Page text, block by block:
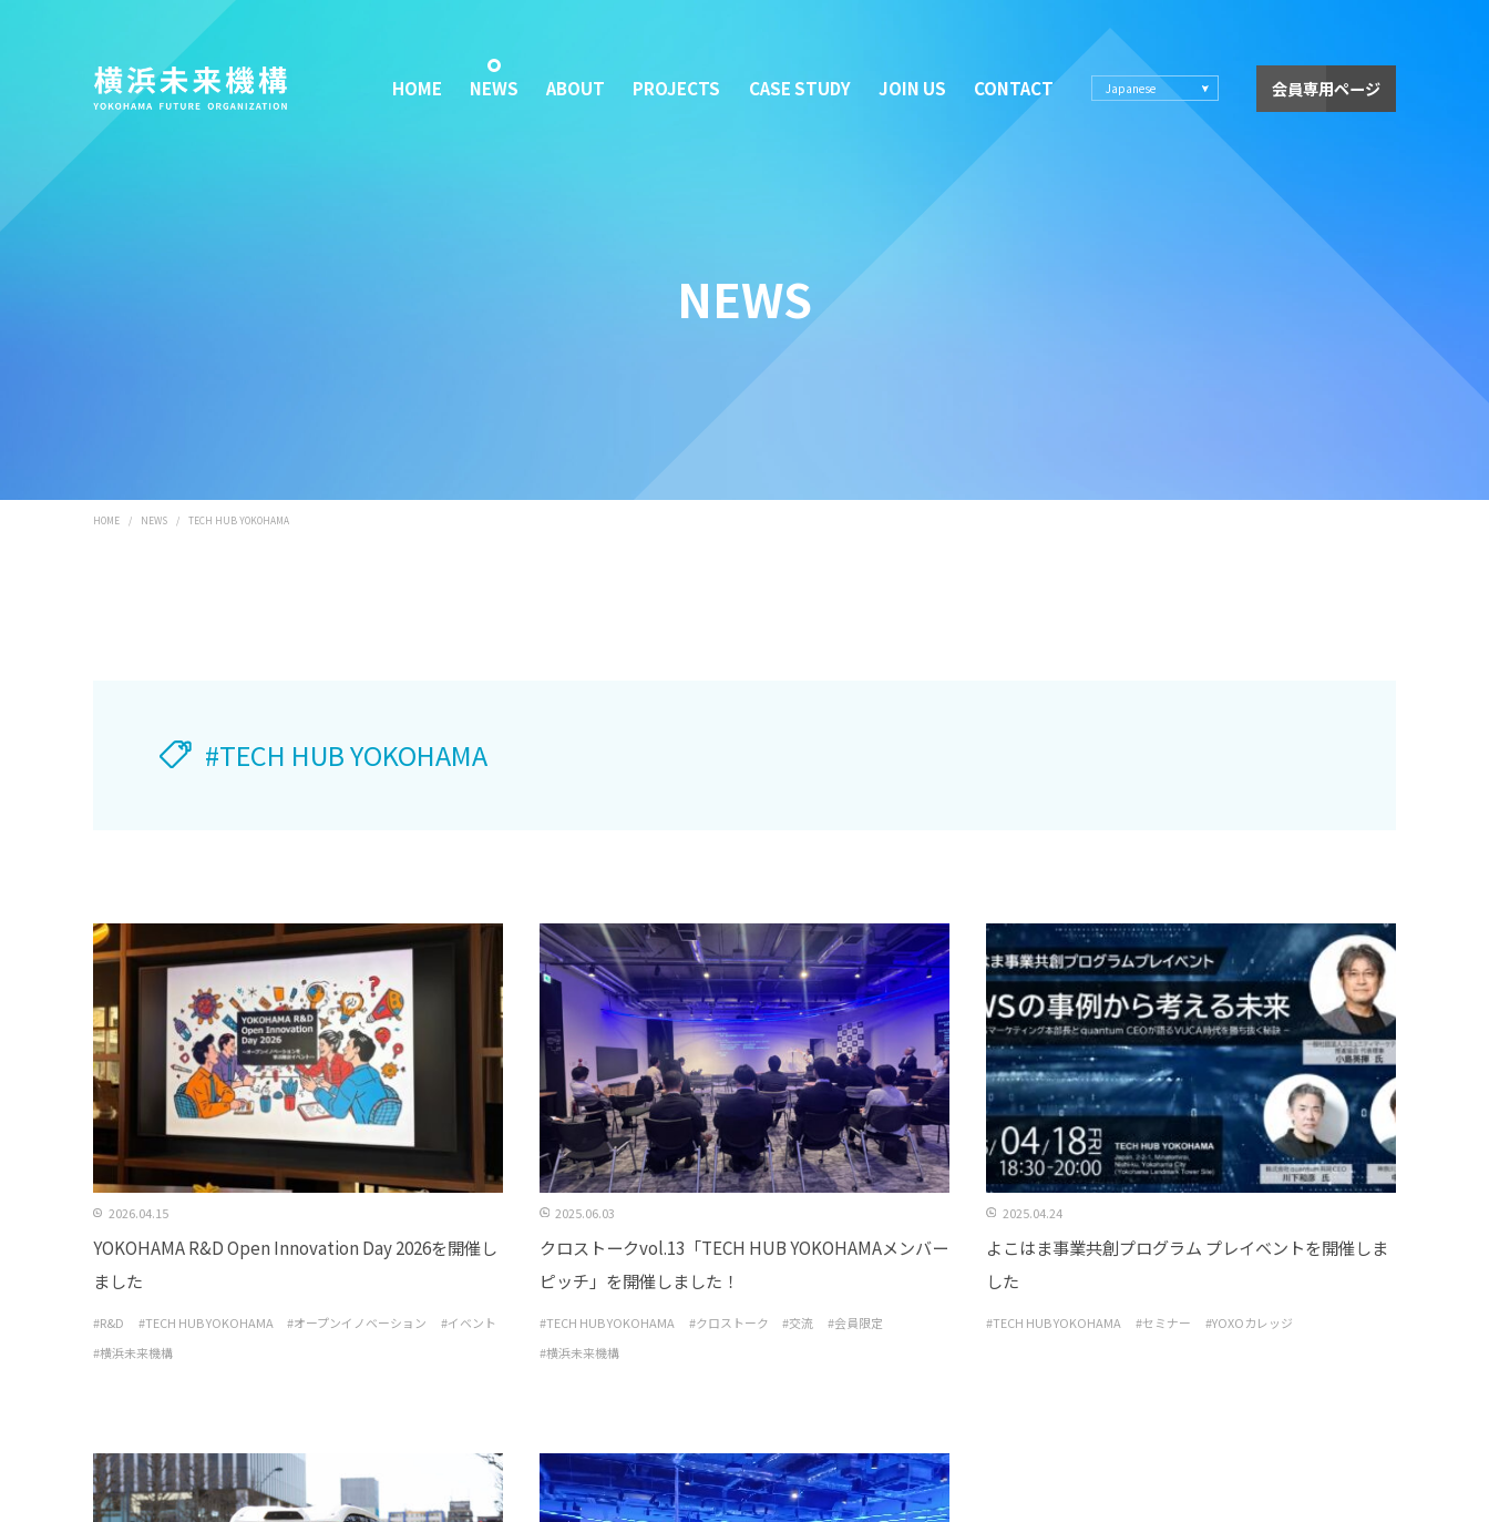
HOME NEWS ABOUT PROJECTS CASE STUDY JOIN US CONTACT 会員専用ページ
NEWS
HOME / NEWS / TECH HUB YOKOHAMA
#TECH HUB YOKOHAMA
2026.04.15
YOKOHAMA R&D Open Innovation Day 2026を開催し
ました
#R&D #TECH HUB YOKOHAMA #オープンイノベーション
#イベント
#横浜未来機構
2025.06.03
クロストークvol.13「TECH HUB YOKOHAMAメンバー
ピッチ」を開催しました！
#TECH HUB YOKOHAMA #クロストーク #交流
#会員限定
#横浜未来機構
2025.04.24
よこはま事業共創プログラム プレイベントを開催しま
した
#TECH HUB YOKOHAMA #セミナー #YOXOカレッジ